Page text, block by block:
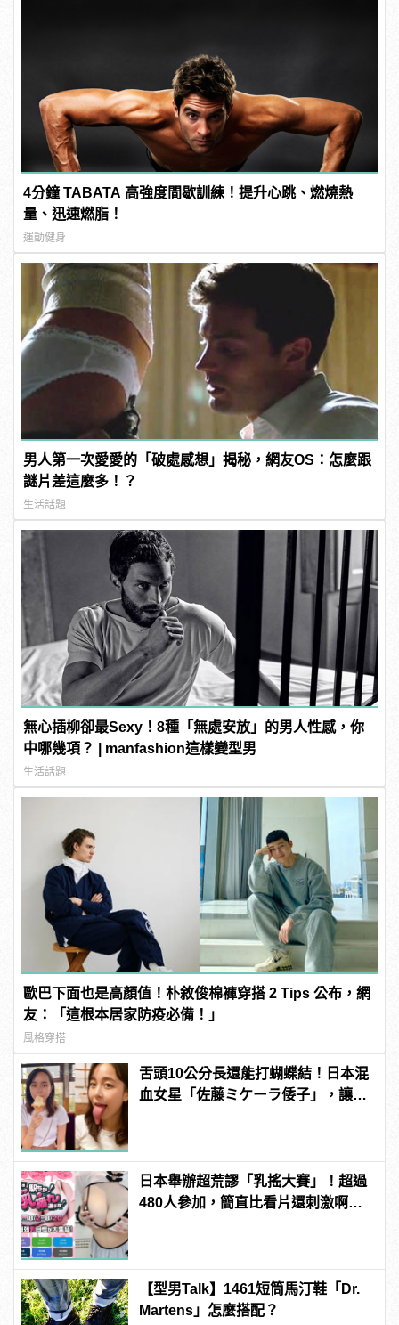
4分鐘 TABATA 高強度間歇訓練！提升心跳、燃燒熱
量、迅速燃脂！
運動健身
男人第一次愛愛的「破處感想」揭秘，網友OS：怎麼跟
謎片差這麼多！？
生活話題
無心插柳卻最Sexy！8種「無處安放」的男人性感，你
中哪幾項？ | manfashion這樣變型男
生活話題
歐巴下面也是高顏值！朴敘俊棉褲穿搭 2 Tips 公布，網
友：「這根本居家防疫必備！」
風格穿搭
舌頭10公分長還能打蝴蝶結！日本混
血女星「佐藤ミケーラ倭子」，讓人
日本舉辦超荒謬「乳搖大賽」！超過
480人參加，簡直比看片還刺激啊！ |
【型男Talk】1461短筒馬汀鞋「Dr.
Martens」怎麼搭配？